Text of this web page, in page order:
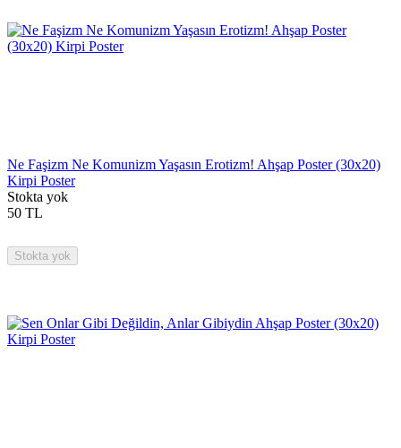
Ne Faşizm Ne Komunizm Yaşasın Erotizm! Ahşap Poster (30x20)
Kirpi Poster
Stokta yok
50 TL
Stokta yok